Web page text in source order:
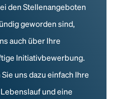
den Stellenangeboten
geworden sind,
auch über Ihre
Initiativbewerbung.
uns dazu einfach Ihre
und eine